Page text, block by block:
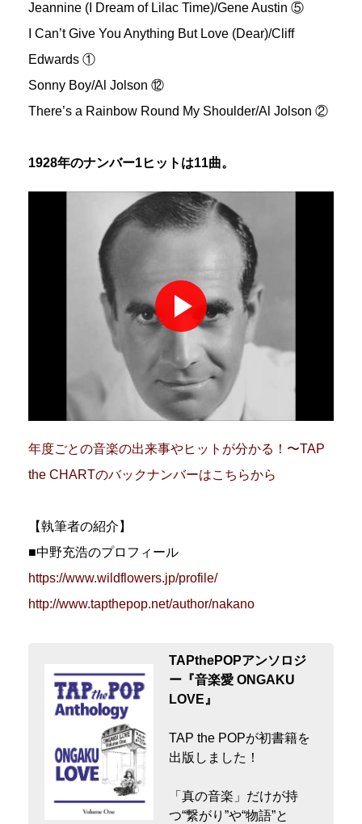
Jeannine (I Dream of Lilac Time)/Gene Austin ⑤
I Can’t Give You Anything But Love (Dear)/Cliff
Edwards ①
Sonny Boy/Al Jolson ⑫
There’s a Rainbow Round My Shoulder/Al Jolson ②
1928年のナンバー1ヒットは11曲。
年度ごとの音楽の出来事やヒットが分かる！〜TAP
the CHARTのバックナンバーはこちらから
【執筆者の紹介】
■中野充浩のプロフィール
https://www.wildflowers.jp/profile/
http://www.tapthepop.net/author/nakano
TAPthePOPアンソロジ
ー『音楽愛 ONGAKU
LOVE』
TAP the POPが初書籍を
出版しました！
「真の音楽」だけが持
つ“繋がり”や“物語”と